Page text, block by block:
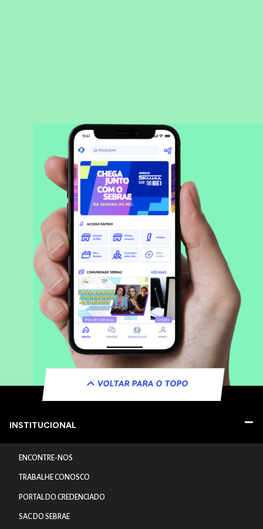
VOLTAR PARA O TOPO
INSTITUCIONAL
ENCONTRE-NOS
TRABALHE CONOSCO
PORTAL DO CREDENCIADO
SAC DO SEBRAE